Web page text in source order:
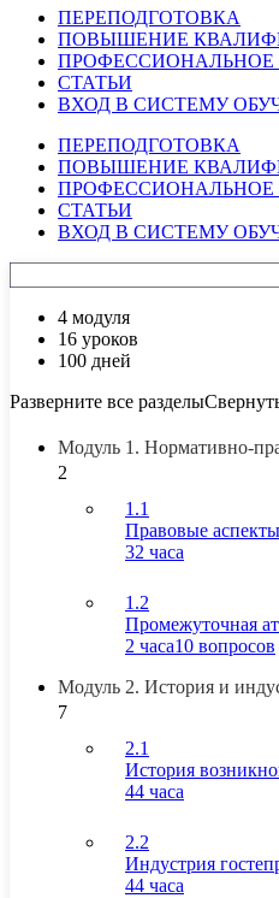
ПЕРЕПОДГОТОВКА
ПОВЫШЕНИЕ
ПРОФЕССИОНАЛЬНОЕ
СТАТЬИ
ВХОД В СИСТЕМУ
ПЕРЕПОДГОТОВКА
ПОВЫШЕНИЕ
ПРОФЕССИОНАЛЬНОЕ
СТАТЬИ
ВХОД В СИСТЕМУ
4 модуля
16 уроков
100 дней
Разверните все разделы
Модуль 1. Нормативно-
2
1.1
Правовые
32 часа
1.2
Промежуточная
2 часа10 вопросов
Модуль 2. История и
7
2.1
История
44 часа
2.2
Индустрия
44 часа